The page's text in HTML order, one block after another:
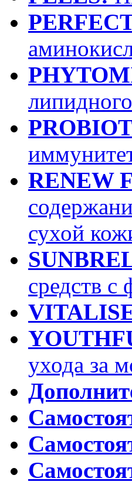
RENEW
сухой
средств с
ухода за